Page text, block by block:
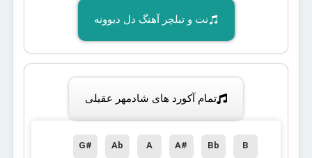
نت و تبلچر آهنگ دل دیوونه
تمام آکورد های شادمهر عقیلی
B
Bb
A#
A
Ab
G#